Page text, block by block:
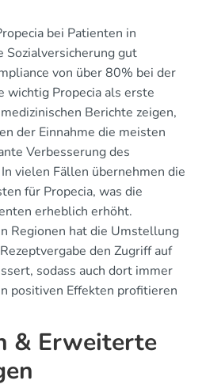
bei Patienten in
Sozialversicherung gut
von über 80% bei der
wichtig Propecia als erste
Berichte zeigen,
der Einnahme die meisten
Verbesserung des
vielen Fällen übernehmen die
für Propecia, was die
erheblich erhöht.
Regionen hat die Umstellung
den Zugriff auf
sodass auch dort immer
positiven Effekten profitieren
& Erweiterte